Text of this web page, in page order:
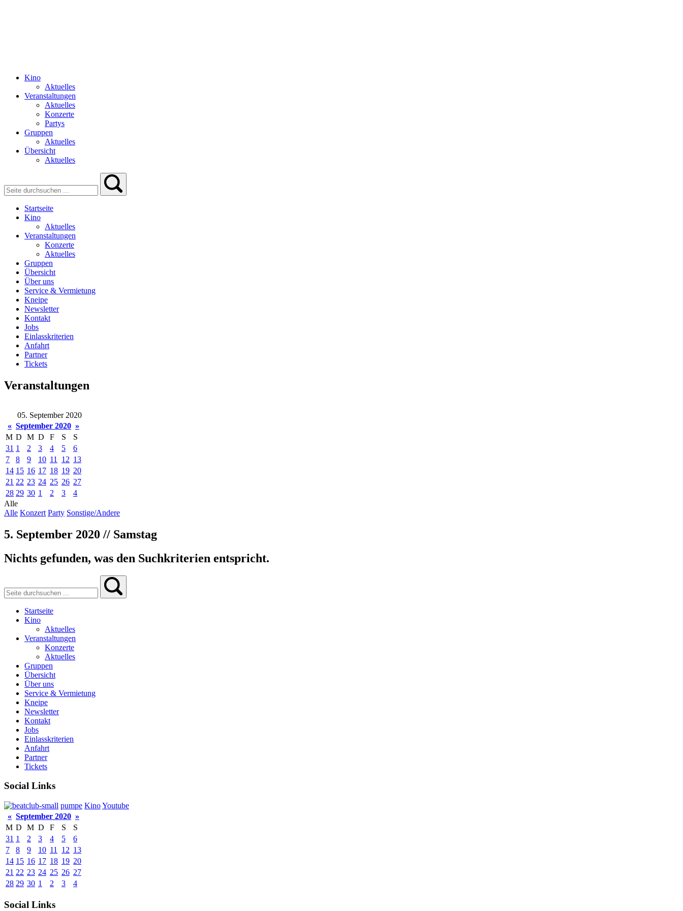
Kino
Aktuelles
Veranstaltungen
Aktuelles
Konzerte
Partys
Gruppen
Aktuelles
Übersicht
Aktuelles
Startseite
Kino
Aktuelles
Veranstaltungen
Konzerte
Aktuelles
Gruppen
Übersicht
Über uns
Service & Vermietung
Kneipe
Newsletter
Kontakt
Jobs
Einlasskriterien
Anfahrt
Partner
Tickets
Veranstaltungen
05. September 2020
« September 2020 »
M D M D F S
S
31 1 2 3 4 5
6
7
8 9 10 11 12 13
14 15 16 17 18 19 20
21 22 23 24 25 26 27
28 29 30 1 2 3
4
Alle
Alle Konzert Party Sonstige/Andere
5. September 2020 // Samstag
Nichts gefunden, was den Suchkriterien entspricht.
Startseite
Kino
Aktuelles
Veranstaltungen
Konzerte
Aktuelles
Gruppen
Übersicht
Über uns
Service & Vermietung
Kneipe
Newsletter
Kontakt
Jobs
Einlasskriterien
Anfahrt
Partner
Tickets
Social Links
pumpe KinoYoutube
« September 2020 »
M D M D F S
S
31 1 2 3 4 5
6
7
8 9 10 11 12 13
14 15 16 17 18 19 20
21 22 23 24 25 26 27
28 29 30 1 2 3 4
Social Links